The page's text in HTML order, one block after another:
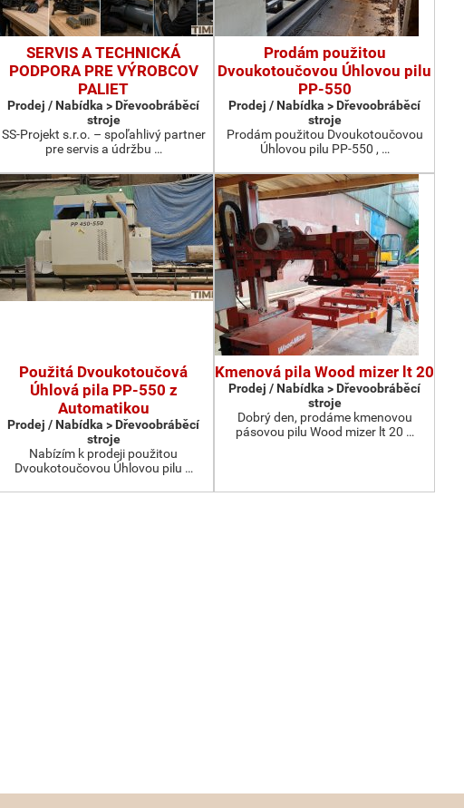
SERVIS A TECHNICKÁ
PODPORA PRE VÝROBCOV
PALIET
Prodej / Nabídka > Dřevoobráběcí
stroje
SS-Projekt s.r.o. – spoľahlivý partner
pre servis a údržbu …
Prodám použitou
Dvoukotoučovou Úhlovou pilu
PP-550
Prodej / Nabídka > Dřevoobráběcí
stroje
Prodám použitou Dvoukotoučovou
Úhlovou pilu PP-550 , …
Použitá Dvoukotoučová
Úhlová pila PP-550 z
Automatikou
Prodej / Nabídka > Dřevoobráběcí
stroje
Nabízím k prodeji použitou
Dvoukotoučovou Úhlovou pilu …
Kmenová pila Wood mizer lt 20
Prodej / Nabídka > Dřevoobráběcí
stroje
Dobrý den, prodáme kmenovou
pásovou pilu Wood mizer lt 20 …